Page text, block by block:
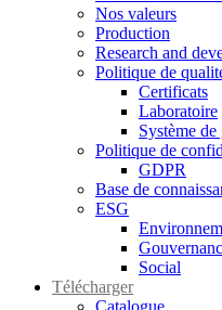
Nos valeurs
Production
Research and
Politique de
Certificats
Laboratoire
Système
Politique de
GDPR
Base de
ESG
Social
Télécharger
Catalogue